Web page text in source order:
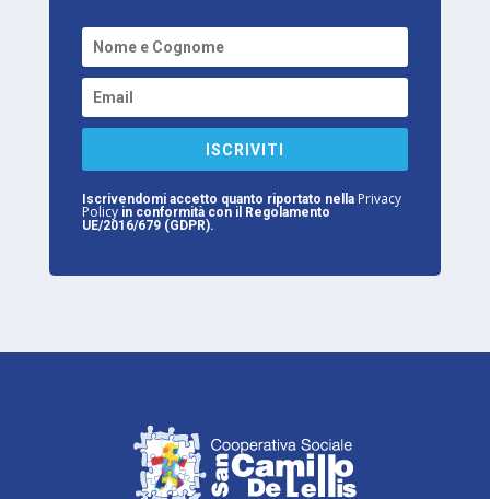
ISCRIVITI
Iscrivendomi accetto quanto riportato nella Privacy
Policyin conformità con il Regolamento
UE/2016/679 (GDPR).